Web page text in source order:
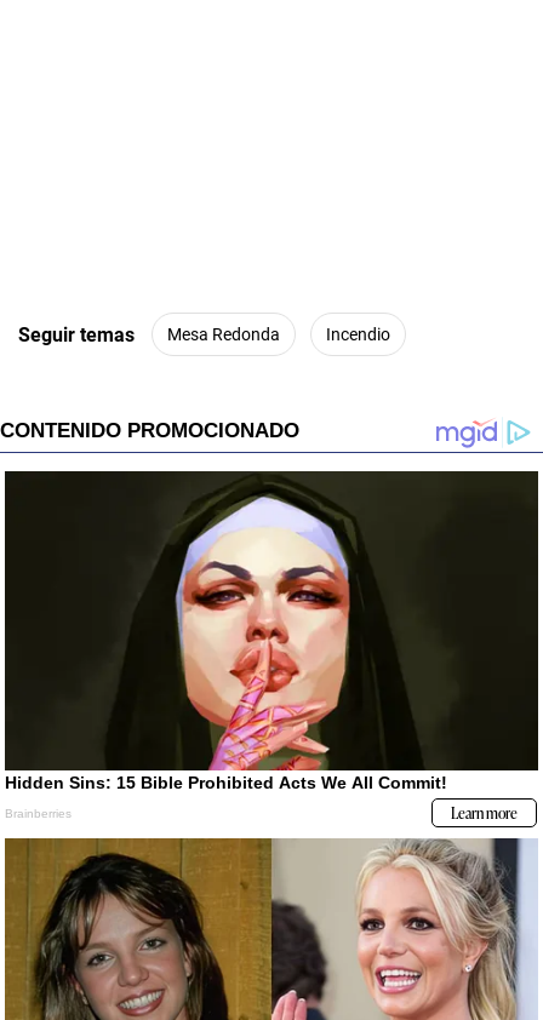
Seguir temas Mesa Redonda Incendio